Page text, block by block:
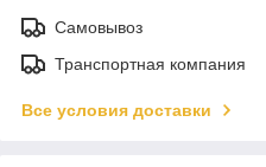
Самовывоз
Транспортная компания
Все условия доставки